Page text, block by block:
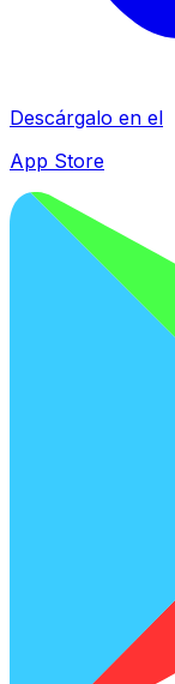
Descárgalo en el
App Store